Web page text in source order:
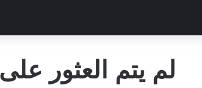
لم يتم العثور على